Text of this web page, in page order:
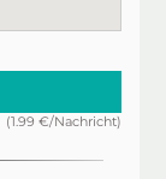
(1.99 €/Nachricht)